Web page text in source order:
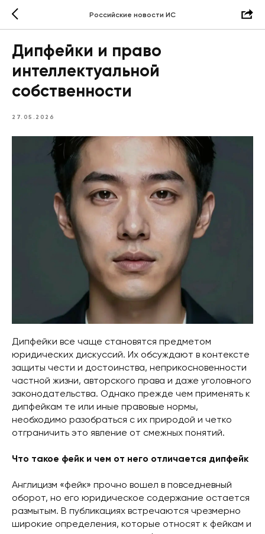
Российские новости ИС
Дипфейки и право
интеллектуальной
собственности
27.05.2026
Дипфейки все чаще становятся предметом
юридических дискуссий. Их обсуждают в контексте
защиты чести и достоинства, неприкосновенности
частной жизни, авторского права и даже уголовного
законодательства. Однако прежде чем применять к
дипфейкам те или иные правовые нормы,
необходимо разобраться с их природой и четко
отграничить это явление от смежных понятий.
Что такое фейк и чем от него отличается дипфейк
Англицизм «фейк» прочно вошел в повседневный
оборот, но его юридическое содержание остается
размытым. В публикациях встречаются чрезмерно
широкие определения, которые относят к фейкам и